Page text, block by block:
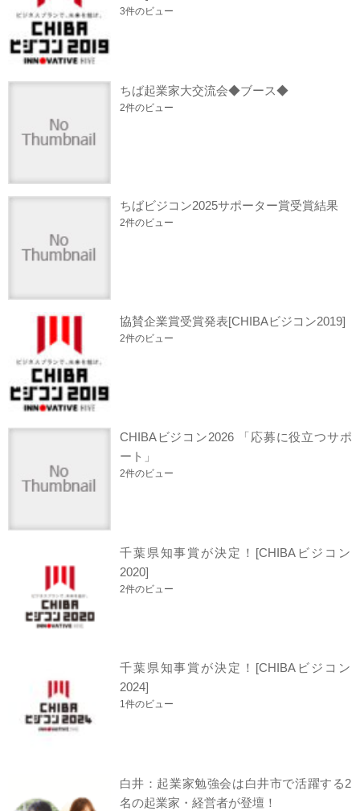
3件のビュー
ちば起業家大交流会◆ブース◆
2件のビュー
ちばビジコン2025サポーター賞受賞結果
2件のビュー
協賛企業賞受賞発表[CHIBAビジコン2019]
2件のビュー
CHIBAビジコン2026 「応募に役立つサポ
ート」
2件のビュー
千葉県知事賞が決定！[CHIBAビジコン
2020]
2件のビュー
千葉県知事賞が決定！[CHIBAビジコン
2024]
1件のビュー
白井：起業家勉強会は白井市で活躍する2
名の起業家・経営者が登壇！